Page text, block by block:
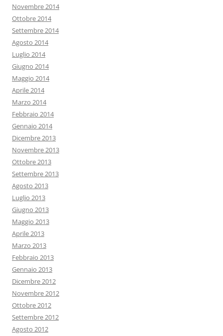
Novembre 2014
Ottobre 2014
Settembre 2014
Agosto 2014
Luglio 2014
Giugno 2014
Maggio 2014
Aprile 2014
Marzo 2014
Febbraio 2014
Gennaio 2014
Dicembre 2013
Novembre 2013
Ottobre 2013
Settembre 2013
Agosto 2013
Luglio 2013
Giugno 2013
Maggio 2013
Aprile 2013
Marzo 2013
Febbraio 2013
Gennaio 2013
Dicembre 2012
Novembre 2012
Ottobre 2012
Settembre 2012
Agosto 2012